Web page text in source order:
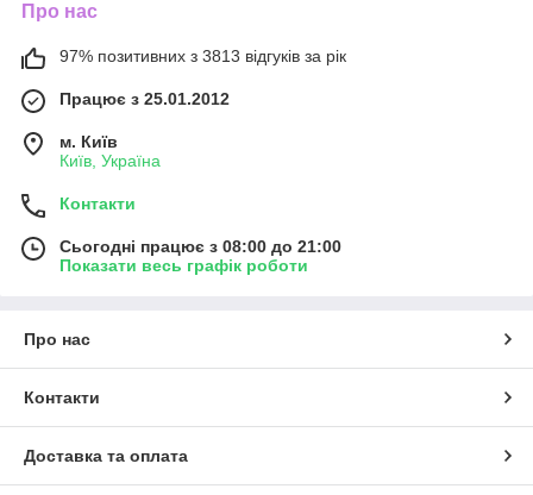
Про нас
97% позитивних з 3813 відгуків за рік
Працює з 25.01.2012
м. Київ
Київ, Україна
Контакти
Сьогодні працює з 08:00 до 21:00
Показати весь графік роботи
Про нас
Контакти
Доставка та оплата